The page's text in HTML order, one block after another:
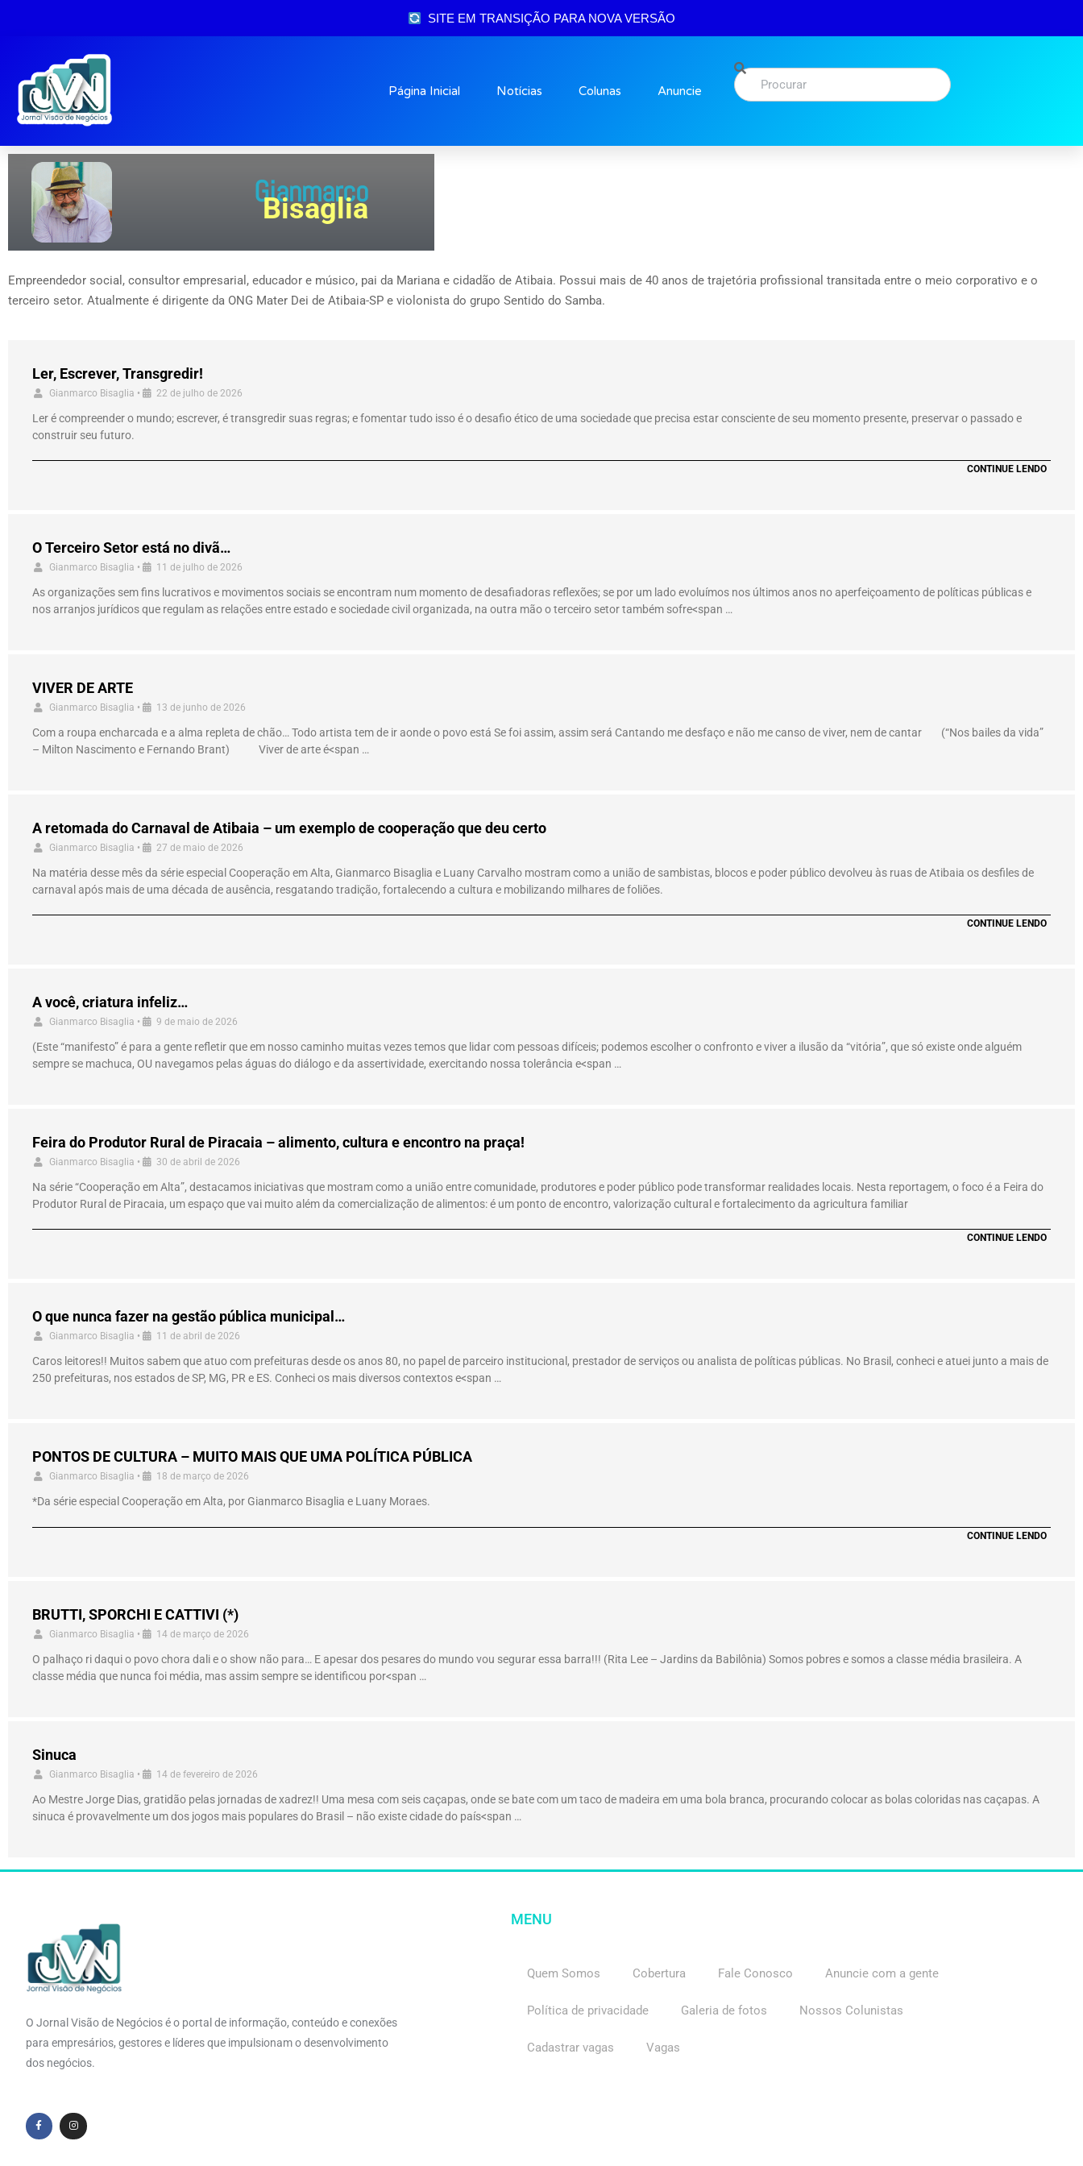
SITE EM TRANSIÇÃO PARA NOVA VERSÃO
Página Inicial Notícias Colunas Anuncie
Gianmarco
Bisaglia
Empreendedor social, consultor empresarial, educador e músico, pai da Mariana e cidadão de Atibaia. Possui mais de 40 anos de trajetória profissional transitada entre o meio corporativo e o
terceiro setor. Atualmente é dirigente da ONG Mater Dei de Atibaia-SP e violonista do grupo Sentido do Samba.
Ler, Escrever, Transgredir!
Gianmarco Bisaglia • 22 de julho de 2026
Ler é compreender o mundo; escrever, é transgredir suas regras; e fomentar tudo isso é o desafio ético de uma sociedade que precisa estar consciente de seu momento presente, preservar o passado e
construir seu futuro.
CONTINUE LENDO
O Terceiro Setor está no divã…
Gianmarco Bisaglia • 11 de julho de 2026
As organizações sem fins lucrativos e movimentos sociais se encontram num momento de desafiadoras reflexões; se por um lado evoluímos nos últimos anos no aperfeiçoamento de políticas públicas e
nos arranjos jurídicos que regulam as relações entre estado e sociedade civil organizada, na outra mão o terceiro setor também sofre<span …
VIVER DE ARTE
Gianmarco Bisaglia • 13 de junho de 2026
Com a roupa encharcada e a alma repleta de chão… Todo artista tem de ir aonde o povo está Se foi assim, assim será Cantando me desfaço e não me canso de viver, nem de cantar (“Nos bailes da vida”
– Milton Nascimento e Fernando Brant) Viver de arte é<span …
A retomada do Carnaval de Atibaia – um exemplo de cooperação que deu certo
Gianmarco Bisaglia • 27 de maio de 2026
Na matéria desse mês da série especial Cooperação em Alta, Gianmarco Bisaglia e Luany Carvalho mostram como a união de sambistas, blocos e poder público devolveu às ruas de Atibaia os desfiles de
carnaval após mais de uma década de ausência, resgatando tradição, fortalecendo a cultura e mobilizando milhares de foliões.
CONTINUE LENDO
A você, criatura infeliz…
Gianmarco Bisaglia • 9 de maio de 2026
(Este “manifesto” é para a gente refletir que em nosso caminho muitas vezes temos que lidar com pessoas difíceis; podemos escolher o confronto e viver a ilusão da “vitória”, que só existe onde alguém
sempre se machuca, OU navegamos pelas águas do diálogo e da assertividade, exercitando nossa tolerância e<span …
Feira do Produtor Rural de Piracaia – alimento, cultura e encontro na praça!
Gianmarco Bisaglia • 30 de abril de 2026
Na série “Cooperação em Alta”, destacamos iniciativas que mostram como a união entre comunidade, produtores e poder público pode transformar realidades locais. Nesta reportagem, o foco é a Feira do
Produtor Rural de Piracaia, um espaço que vai muito além da comercialização de alimentos: é um ponto de encontro, valorização cultural e fortalecimento da agricultura familiar
CONTINUE LENDO
O que nunca fazer na gestão pública municipal…
Gianmarco Bisaglia • 11 de abril de 2026
Caros leitores!! Muitos sabem que atuo com prefeituras desde os anos 80, no papel de parceiro institucional, prestador de serviços ou analista de políticas públicas. No Brasil, conheci e atuei junto a mais de
250 prefeituras, nos estados de SP, MG, PR e ES. Conheci os mais diversos contextos e<span …
PONTOS DE CULTURA – MUITO MAIS QUE UMA POLÍTICA PÚBLICA
Gianmarco Bisaglia • 18 de março de 2026
*Da série especial Cooperação em Alta, por Gianmarco Bisaglia e Luany Moraes.
CONTINUE LENDO
BRUTTI, SPORCHI E CATTIVI (*)
Gianmarco Bisaglia • 14 de março de 2026
O palhaço ri daqui o povo chora dali e o show não para… E apesar dos pesares do mundo vou segurar essa barra!!! (Rita Lee – Jardins da Babilônia) Somos pobres e somos a classe média brasileira. A
classe média que nunca foi média, mas assim sempre se identificou por<span …
Sinuca
Gianmarco Bisaglia • 14 de fevereiro de 2026
Ao Mestre Jorge Dias, gratidão pelas jornadas de xadrez!! Uma mesa com seis caçapas, onde se bate com um taco de madeira em uma bola branca, procurando colocar as bolas coloridas nas caçapas. A
sinuca é provavelmente um dos jogos mais populares do Brasil – não existe cidade do país<span …
O Jornal Visão de Negócios é o portal de informação, conteúdo e conexões
para empresários, gestores e líderes que impulsionam o desenvolvimento
dos negócios.
MENU
Quem Somos Cobertura Fale Conosco Anuncie com a gente
Política de privacidade Galeria de fotos Nossos Colunistas
Cadastrar vagas Vagas